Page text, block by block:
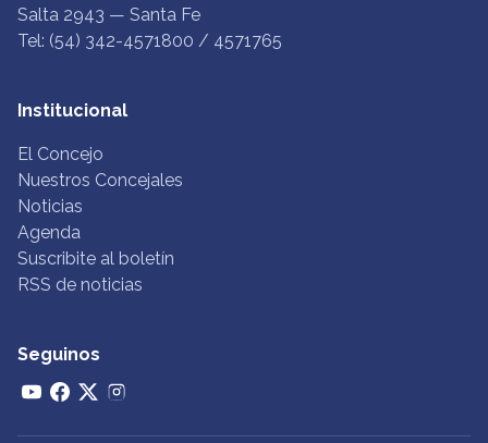
Salta 2943 — Santa Fe
Tel: (54) 342-4571800 / 4571765
Institucional
El Concejo
Nuestros Concejales
Noticias
Agenda
Suscribite al boletín
RSS de noticias
Seguinos